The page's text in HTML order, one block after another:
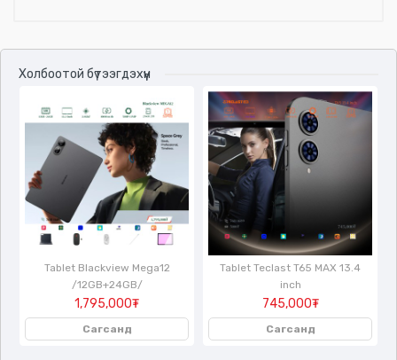
Холбоотой бүтээгдэхүүн
Tablet Blackview Mega12
/12GB+24GB/
1,795,000₮
Сагсанд
Tablet Teclast T65 MAX 13.4
inch
745,000₮
Сагсанд